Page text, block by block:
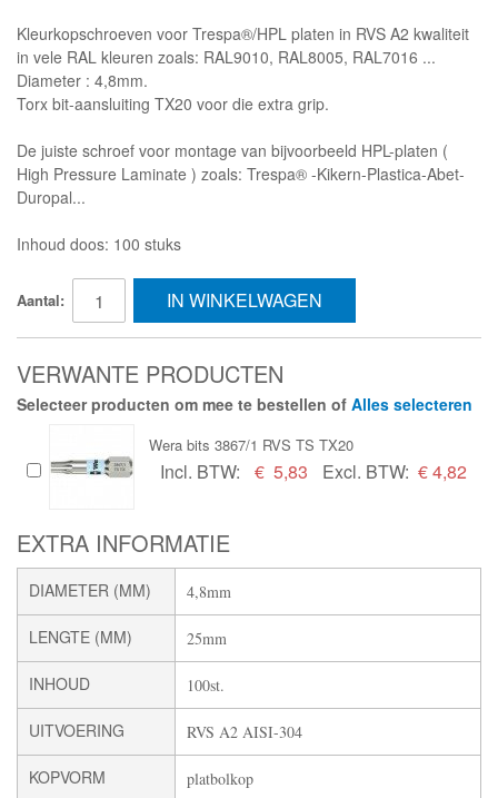
Kleurkopschroeven voor Trespa®/HPL platen in RVS A2 kwaliteit
in vele RAL kleuren zoals: RAL9010, RAL8005, RAL7016 ...
Diameter : 4,8mm.
Torx bit-aansluiting TX20 voor die extra grip.
De juiste schroef voor montage van bijvoorbeeld HPL-platen (
High Pressure Laminate ) zoals: Trespa® -Kikern-Plastica-Abet-
Duropal...
Inhoud doos: 100 stuks
Aantal: IN WINKELWAGEN
VERWANTE PRODUCTEN
Selecteer producten om mee te bestellen of Alles selecteren
Wera bits 3867/1 RVS TS TX20
Incl. BTW: € 5,83 Excl. BTW: € 4,82
EXTRA INFORMATIE
DIAMETER (MM) 4,8mm
LENGTE (MM) 25mm
INHOUD 100st.
UITVOERING RVS A2 AISI-304
KOPVORM platbolkop